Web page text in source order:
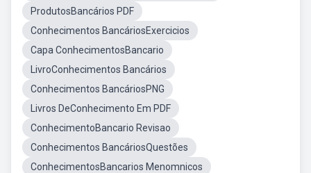
ProdutosBancários PDF
Conhecimentos BancáriosExercicios
Capa ConhecimentosBancario
LivroConhecimentos Bancários
Conhecimentos BancáriosPNG
Livros DeConhecimento Em PDF
ConhecimentoBancario Revisao
Conhecimentos BancáriosQuestões
ConhecimentosBancarios Menomnicos